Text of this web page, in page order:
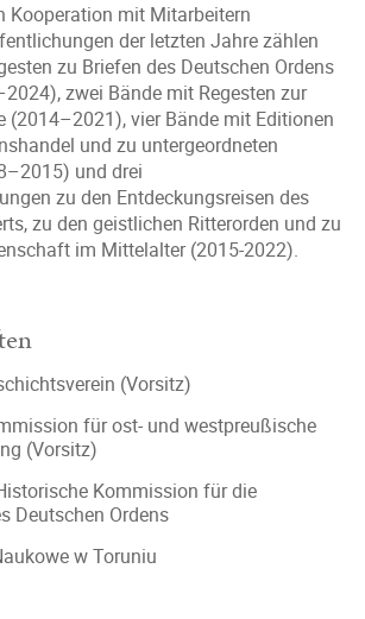
Kooperation mit Mitarbeitern
der letzten Jahre zählen
zu Briefen des Deutschen Ordens
zwei Bände mit Regesten zur
(2014–2021), vier Bände mit Editionen
und zu untergeordneten
und drei
zu den Entdeckungsreisen des
zu den geistlichen Ritterorden und zu
im Mittelalter (2015-2022).
(Vorsitz)
für ost- und westpreußische
(Vorsitz)
Kommission für die
Deutschen Ordens
w Toruniu